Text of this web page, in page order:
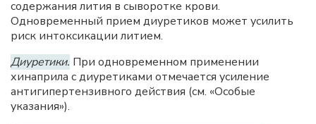
содержания лития в сыворотке крови.
Одновременный прием диуретиков может усилить
риск интоксикации литием.
Диуретики. При одновременном применении
хинаприла с диуретиками отмечается усиление
антигипертензивного действия (см. «Особые
указания»).